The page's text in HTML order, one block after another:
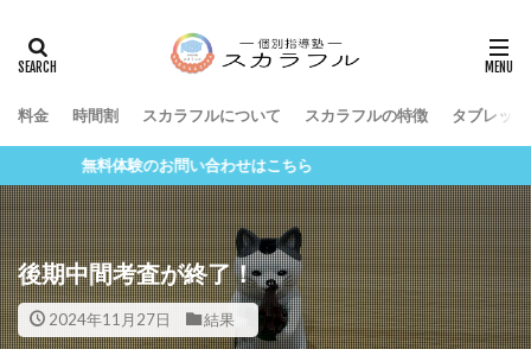
料金 時間割 スカラフルについて スカラフルの特徴 タブレッ
無料体験のお問い合わせはこちら
後期中間考査が終了！
2024年11月27日 結果